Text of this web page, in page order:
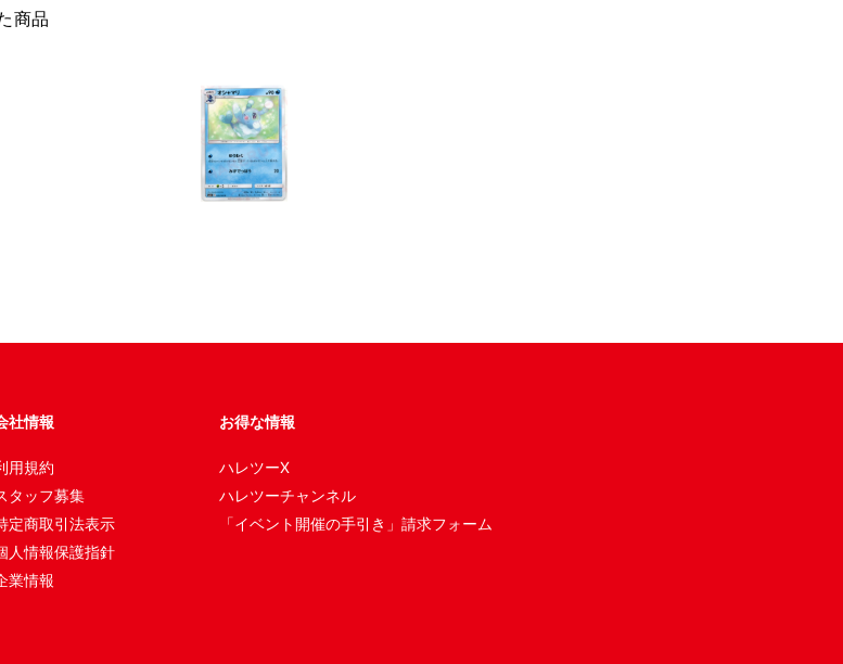
商品
社情報
用規約
タッフ募集
定商取引法表示
人情報保護指針
業情報
お得な情報
ハレツーX
ハレツーチャンネル
「イベント開催の手引き」請求フォーム